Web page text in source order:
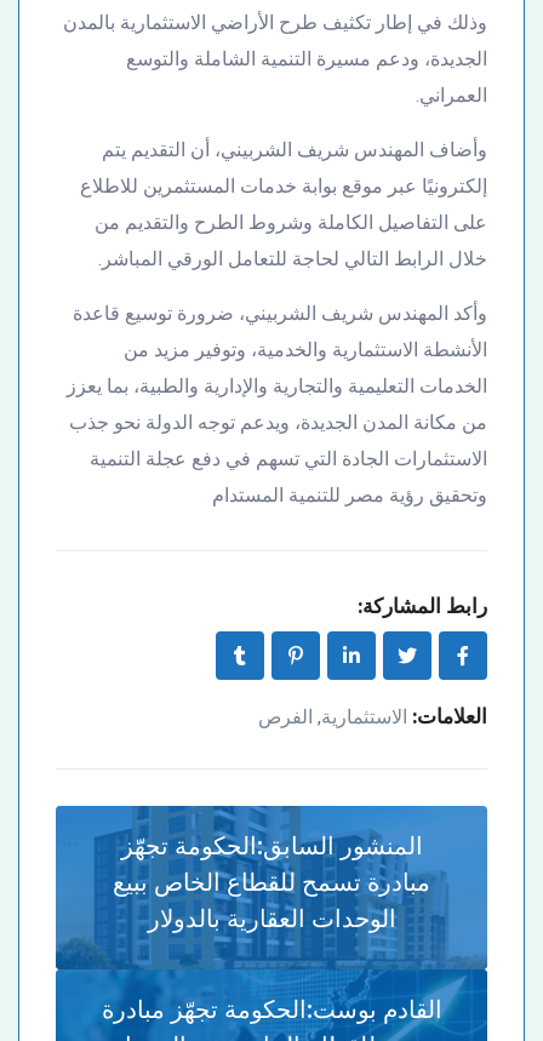
وذلك في إطار تكثيف طرح الأراضي الاستثمارية بالمدن
الجديدة، ودعم مسيرة التنمية الشاملة والتوسع
العمراني.
وأضاف المهندس شريف الشربيني، أن التقديم يتم
إلكترونيًا عبر موقع بوابة خدمات المستثمرين للاطلاع
على التفاصيل الكاملة وشروط الطرح والتقديم من
خلال الرابط التالي لحاجة للتعامل الورقي المباشر.
وأكد المهندس شريف الشربيني، ضرورة توسيع قاعدة
الأنشطة الاستثمارية والخدمية، وتوفير مزيد من
الخدمات التعليمية والتجارية والإدارية والطبية، بما يعزز
من مكانة المدن الجديدة، ويدعم توجه الدولة نحو جذب
الاستثمارات الجادة التي تسهم في دفع عجلة التنمية
وتحقيق رؤية مصر للتنمية المستدام
رابط المشاركة:
العلامات: الاستثمارية, الفرص
المنشور السابق:الحكومة تجهّز
مبادرة تسمح للقطاع الخاص ببيع
الوحدات العقارية بالدولار
القادم بوست:الحكومة تجهّز مبادرة